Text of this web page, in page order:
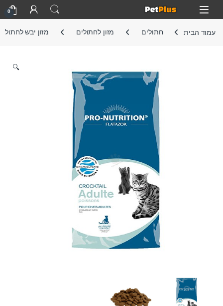
Skip to navigation
Skip to content
Open
0
עמוד הבית חתולים מזון לחתולים מזון יבש לחתול
🔍